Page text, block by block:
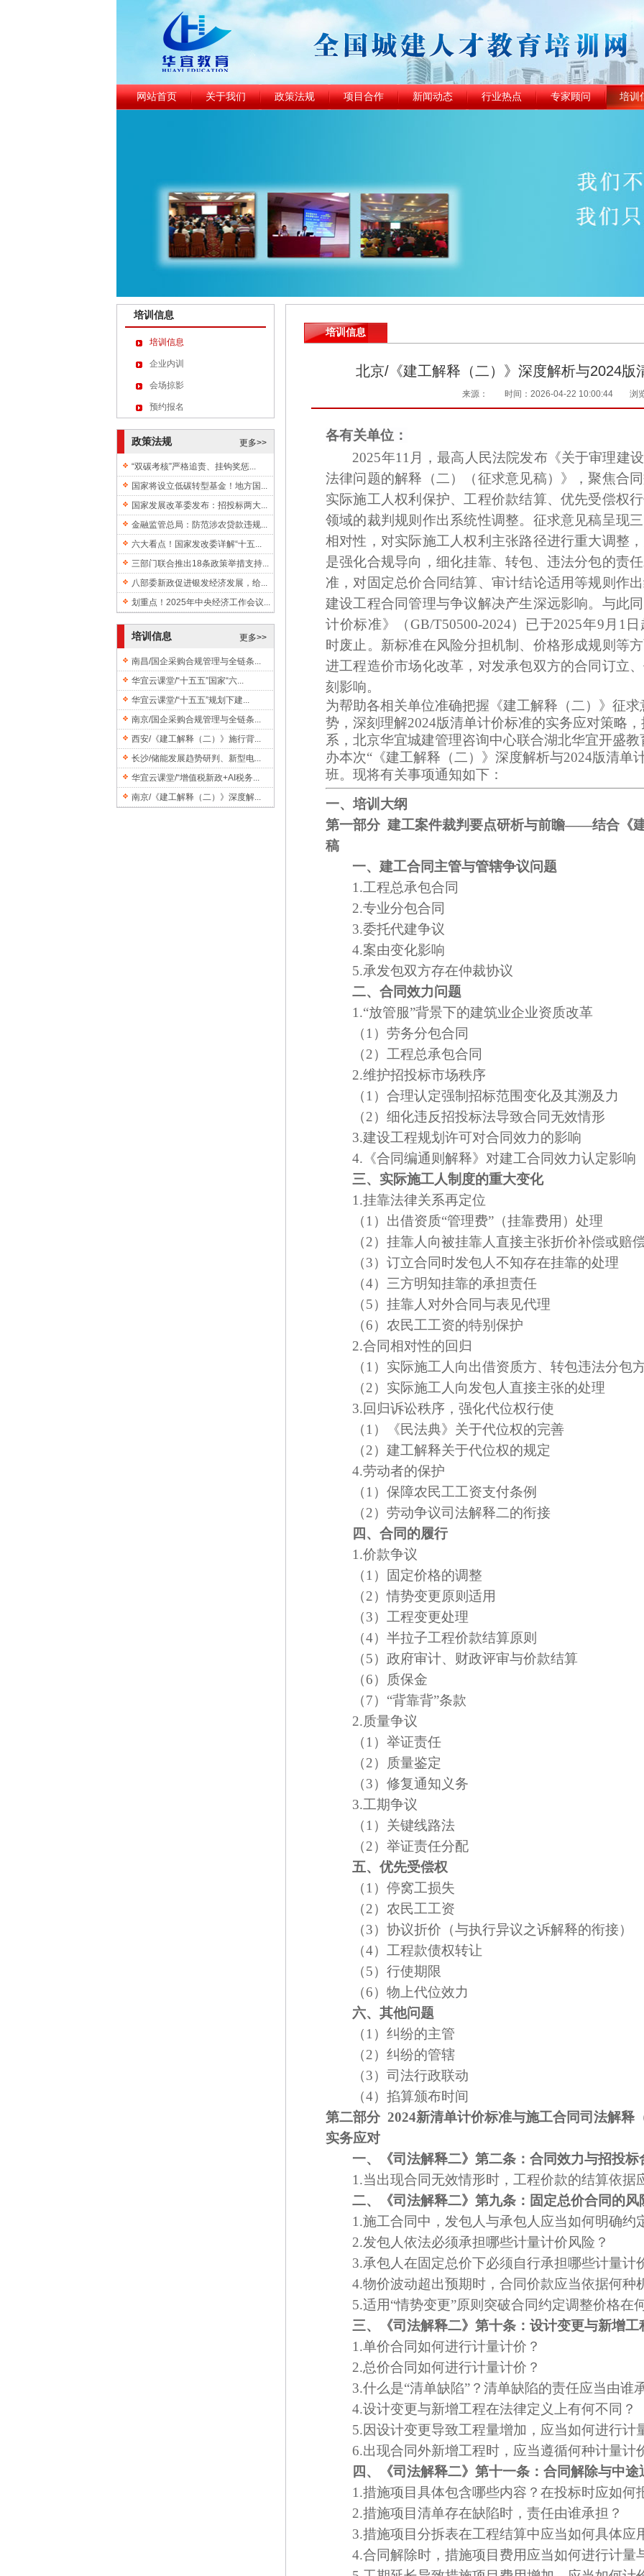
网站首页 关于我们 政策法规 项目合作 新闻动态 行业热点 专家顾问 培训
培训信息
培训信息
企业内训
会场掠影
预约报名
更多>>
政策法规
“双碳考核”严格追责、挂钩奖惩...
国家将设立低碳转型基金！地方国...
国家发展改革委发布：招投标两大...
金融监管总局：防范涉农贷款违规...
六大看点！国家发改委详解“十五...
三部门联合推出18条政策举措支持...
八部委新政促进银发经济发展，给...
划重点！2025年中央经济工作会议...
更多>>
培训信息
南昌/国企采购合规管理与全链条...
华宜云课堂/“十五五”国家“六...
华宜云课堂/“十五五”规划下建...
南京/国企采购合规管理与全链条...
西安/《建工解释（二）》施行背...
长沙/储能发展趋势研判、新型电...
华宜云课堂/“增值税新政+AI税务...
南京/《建工解释（二）》深度解...
培训信息
北京/《建工解释（二）》深度解析与2024版
来源： 时间：2026-04-22 10:00:44 浏
各有关单位：
2025年11月，最高人民法院发布《关于审理建
法律问题的解释（二）（征求意见稿）》，聚焦合
实际施工人权利保护、工程价款结算、优先受偿权
领域的裁判规则作出系统性调整。征求意见稿呈现
相对性，对实际施工人权利主张路径进行重大调整
是强化合规导向，细化挂靠、转包、违法分包的责
准，对固定总价合同结算、审计结论适用等规则作
建设工程合同管理与争议解决产生深远影响。与此
计价标准》（GB/T50500-2024）已于2025年9月1
时废止。新标准在风险分担机制、价格形成规则等
进工程造价市场化改革，对发承包双方的合同订立
刻影响。
为帮助各相关单位准确把握《建工解释（二）》征
势，深刻理解2024版清单计价标准的实务应对策略
系， 北京华宜城建管理咨询中心联合湖北华宜开盛
办本次“《建工解释（二）》深度解析与2024版清单
班。 现将有关事项通知如下：
一、培训 大纲
第一部分 建工案件裁判要点研析与前瞻——结合《建
稿
一、建工合同主管与管辖争议问题
1.工程总承包合同
2.专业分包合同
3.委托代建争议
4.案由变化影响
5.承发包双方存在仲裁协议
二、合同效力问题
1.“放管服”背景下的建筑业企业资质改革
（1）劳务分包合同
（2） 工程总承包合同
2.维护招投标市场秩序
（1）合理认定强制招标范围变化及其溯及力
（2）细化违反招投标法导致合同无效情形
3.建设工程规划许可对合同效力的影响
4.《合同编通则解释》对建工合同效力认定影响
三、实际施工人制度的重大变化
1.挂靠法律关系再定位
（1）出借资质“管理费”（挂靠费用）处理
（2）挂靠人向被挂靠人直接主张折价补偿或赔
（3）订立合同时发包人不知存在挂靠的处理
（4） 三方明知挂靠的承担责任
（5）挂靠人对外合同与表见代理
（6）农民工工资的特别保护
2.合同相对性的回归
（1）实际施工人向出借资质方、转包违法分包
（2）实际施工人向发包人直接主张的处理
3.回归诉讼秩序，强化代位权行使
（1）《民法典》关于代位权的完善
（2）建工解释关于代位权的规定
4.劳动者的保护
（1 ）保障农民工工资支付条例
（2）劳动争议司法解释二的衔接
四、合同的履行
1.价款争议
（1）固定价格的调整
（2）情势变更原则适用
（3）工程变更处理
（4）半拉子工程价款结算原则
（5）政府审计、财政评审与价款结算
（6）质保金
（7） “背靠背”条款
2.质量争议
（1）举证责任
（2）质量鉴定
（3）修复通知义务
3.工期争议
（1）关键线路法
（2）举证责任分配
五、优先受偿权
（1）停窝工损失
（2）农民工工资
（3）协议折价 （与执行异议之诉解释的衔接）
（4）工程款债权转让
（5）行使期限
（6）物上代位效力
六、其他问题
（1）纠纷的主管
（2）纠纷的管辖
（3）司法行政联动
（4）掐算颁布时间
第二部分 2024新清单计价标准与施工合同司法解释
实务应对
一、《司法解释二》第二条：合同效力与招投标
1.当出现合同无效情形时，工程价款的结算依据
二、《司法解释二》第九条：固定总价合同的风
1.施工合同中，发包人与承包人应当如何明确约
2.发包人依法必须承担哪些计量计价风险？
3.承包人在固定总价下必须自行承担哪些计量计
4.物价波动超出预期时，合同价款应当依据何种
5.适用“情势变更”原则突破合同约定调整价格在
三、《司法解释二》第十条：设计变更与新增工
1.单价合同如何进行计量计价？
2.总价合同如何进行计量计价？
3.什么是“清单缺陷”？清单缺陷的责任应当由谁
4.设计变更与新增工程在法律定义上有何不同？
5.因设计变更导致工程量增加，应当如何进行计
6.出现合同外新增工程时，应当遵循何种计量计
四、《司法解释二》第十一条：合同解除与中途
1.措施项目具体包含哪些内容？在投标时应如何
2.措施项目清单存在缺陷时，责任由谁承担？
3.措施项目分拆表在工程结算中应当如何具体应
4.合同解除时，措施项目费用应当如何进行计量